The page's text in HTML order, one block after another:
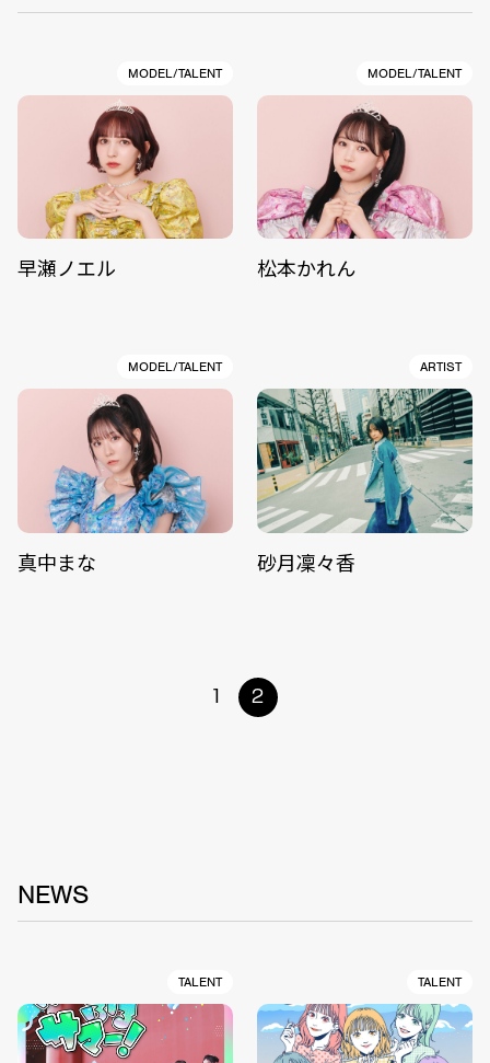
MODEL/TALENT
早瀬ノエル
MODEL/TALENT
松本かれん
MODEL/TALENT
真中まな
ARTIST
砂月凜々香
1 2
NEWS
TALENT TALENT